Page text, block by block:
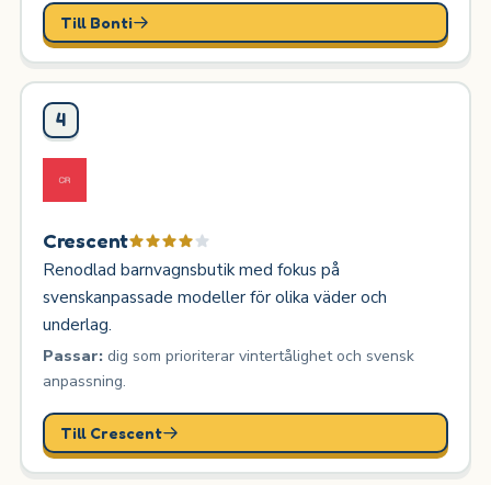
Till Bonti
4
Crescent
Renodlad barnvagnsbutik med fokus på
svenskanpassade modeller för olika väder och
underlag.
Passar:dig som prioriterar vintertålighet och svensk
anpassning.
Till Crescent